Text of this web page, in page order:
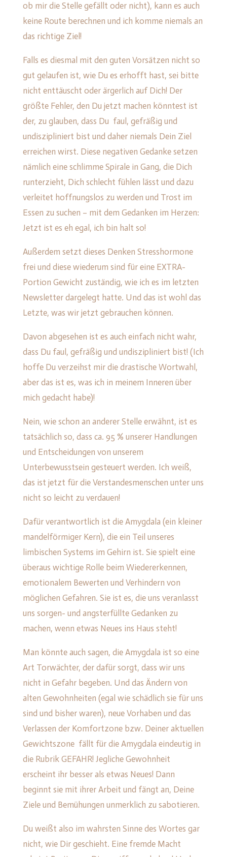
ob mir die Stelle gefällt oder nicht), kann es auch
keine Route berechnen und ich komme niemals an
das richtige Ziel!
Falls es diesmal mit den guten Vorsätzen nicht so
gut gelaufen ist, wie Du es erhofft hast, sei bitte
nicht enttäuscht oder ärgerlich auf Dich! Der
größte Fehler, den Du jetzt machen könntest ist
der, zu glauben, dass Du faul, gefräßig und
undiszipliniert bist und daher niemals Dein Ziel
erreichen wirst. Diese negativen Gedanke setzen
nämlich eine schlimme Spirale in Gang, die Dich
runterzieht, Dich schlecht fühlen lässt und dazu
verleitet hoffnungslos zu werden und Trost im
Essen zu suchen – mit dem Gedanken im Herzen:
Jetzt ist es eh egal, ich bin halt so!
Außerdem setzt dieses Denken Stresshormone
frei und diese wiederum sind für eine EXTRA-
Portion Gewicht zuständig, wie ich es im letzten
Newsletter dargelegt hatte. Und das ist wohl das
Letzte, was wir jetzt gebrauchen können.
Davon abgesehen ist es auch einfach nicht wahr,
dass Du faul, gefräßig und undiszipliniert bist! (Ich
hoffe Du verzeihst mir die drastische Wortwahl,
aber das ist es, was ich in meinem Inneren über
mich gedacht habe)!
Nein, wie schon an anderer Stelle erwähnt, ist es
tatsächlich so, dass ca. 95 % unserer Handlungen
und Entscheidungen von unserem
Unterbewusstsein gesteuert werden. Ich weiß,
das ist jetzt für die Verstandesmenschen unter uns
nicht so leicht zu verdauen!
Dafür verantwortlich ist die Amygdala (ein kleiner
mandelförmiger Kern), die ein Teil unseres
limbischen Systems im Gehirn ist. Sie spielt eine
überaus wichtige Rolle beim Wiedererkennen,
emotionalem Bewerten und Verhindern von
möglichen Gefahren. Sie ist es, die uns veranlasst
uns sorgen- und angsterfüllte Gedanken zu
machen, wenn etwas Neues ins Haus steht!
Man könnte auch sagen, die Amygdala ist so eine
Art Torwächter, der dafür sorgt, dass wir uns
nicht in Gefahr begeben. Und das Ändern von
alten Gewohnheiten (egal wie schädlich sie für uns
sind und bisher waren), neue Vorhaben und das
Verlassen der Komfortzone bzw. Deiner aktuellen
Gewichtszone fällt für die Amygdala eindeutig in
die Rubrik GEFAHR! Jegliche Gewohnheit
erscheint ihr besser als etwas Neues! Dann
beginnt sie mit ihrer Arbeit und fängt an, Deine
Ziele und Bemühungen unmerklich zu sabotieren.
Du weißt also im wahrsten Sinne des Wortes gar
nicht, wie Dir geschieht. Eine fremde Macht